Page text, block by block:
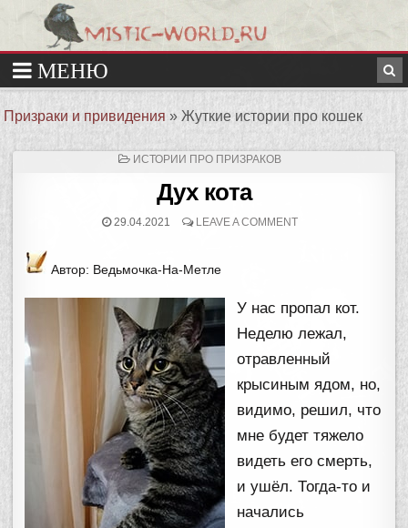
Призраки и привидения »Жуткие истории про кошек
ОПУБЛИКОВАНО
ИСТОРИИ ПРО ПРИЗРАКОВ
Дух кота
29.04.2021 LEAVE A COMMENT
Автор: Ведьмочка-На-Метле
У нас пропал кот.
Неделю лежал,
отравленный
крысиным ядом, но,
видимо, решил, что
мне будет тяжело
видеть его смерть,
и ушёл. Тогда-то и
начались